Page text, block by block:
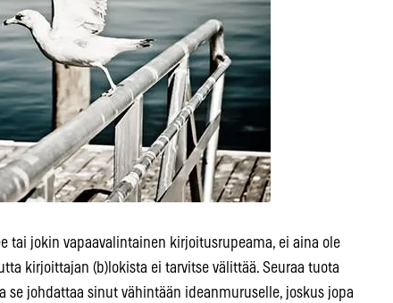
tai jokin vapaavalintainen kirjoitusrupeama, ei aina ole
kirjoittajan (b)lokista ei tarvitse välittää. Seuraa tuota
se johdattaa sinut vähintään ideanmuruselle, joskus jopa